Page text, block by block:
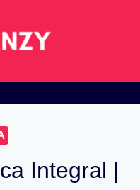
Integral |